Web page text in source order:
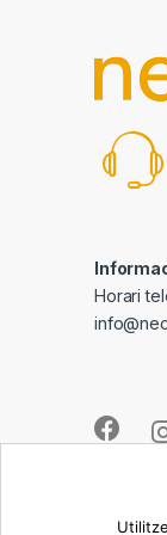
Horari